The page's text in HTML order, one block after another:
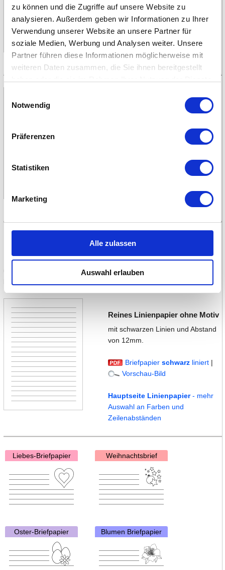
zu können und die Zugriffe auf unsere Website zu
analysieren. Außerdem geben wir Informationen zu Ihrer
Verwendung unserer Website an unsere Partner für
soziale Medien, Werbung und Analysen weiter. Unsere
Partner führen diese Informationen möglicherweise mit
weiteren Daten zusammen, die Sie ihnen bereitgestellt
Notwendig
Präferenzen
Statistiken
Marketing
Alle zulassen
Auswahl erlauben
PDF Briefpapier liniert
Vorschau-Bild
Liniertes Blatt A4 ausdrucken
Dieses Papier mit schwarzen Linien kann ausgedruckt und unter ein
unliniertes Briefpapier gelegt werden. Die Linien scheinen dann
Reines Linienpapier ohne Motiv
mit schwarzen Linien und Abstand
von 12mm.
Briefpapierschwarz liniert |
Vorschau-Bild
Hauptseite Linienpapier- mehr
Auswahl an Farben und
Zeilenabständen
Liebes-Briefpapier Weihnachtsbrief
Oster-Briefpapier Blumen Briefpapier